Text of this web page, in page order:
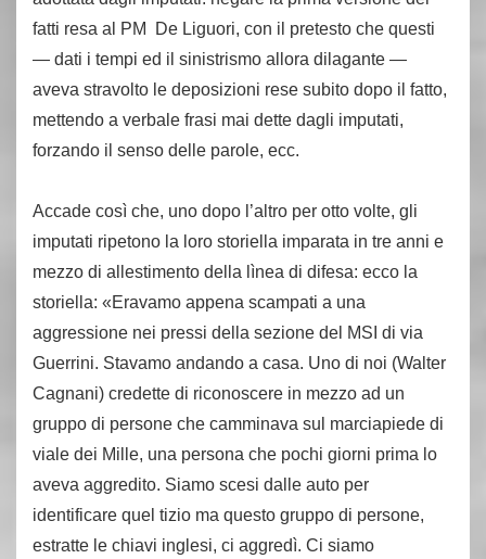
fatti resa al PM De Liguori, con il pretesto che questi
— dati i tempi ed il sinistrismo allora dilagante —
aveva stravolto le deposizioni rese subito dopo il fatto,
mettendo a verbale frasi mai dette dagli imputati,
forzando il senso delle parole, ecc.
Accade così che, uno dopo l’altro per otto volte, gli
imputati ripetono la loro storiella imparata in tre anni e
mezzo di allestimento della lìnea di difesa: ecco la
storiella: «Eravamo appena scampati a una
aggressione nei pressi della sezione del MSI di via
Guerrini. Stavamo andando a casa. Uno di noi (Walter
Cagnani) credette di riconoscere in mezzo ad un
gruppo di persone che camminava sul marciapiede di
viale dei Mille, una persona che pochi giorni prima lo
aveva aggredito. Siamo scesi dalle auto per
identificare quel tizio ma questo gruppo di persone,
estratte le chiavi inglesi, ci aggredì. Ci siamo